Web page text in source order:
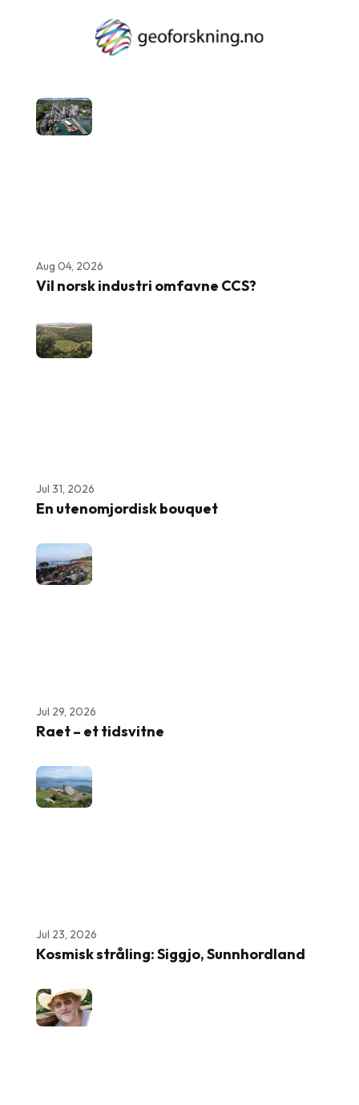
Aug 04, 2026
Vil norsk industri omfavne CCS?
Jul 31, 2026
En utenomjordisk bouquet
Jul 29, 2026
Raet – et tidsvitne
Jul 23, 2026
Kosmisk stråling: Siggjo, Sunnhordland